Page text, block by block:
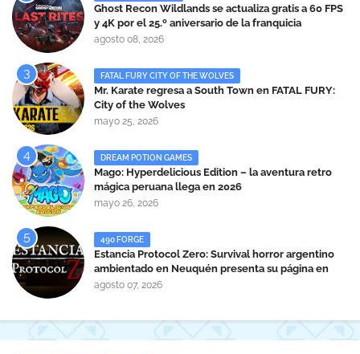
Ghost Recon Wildlands se actualiza gratis a 60 FPS
y 4K por el 25.º aniversario de la franquicia
agosto 08, 2026
FATAL FURY CITY OF THE WOLVES
Mr. Karate regresa a South Town en FATAL FURY:
City of the Wolves
mayo 25, 2026
DREAM POTION GAMES
Mago: Hyperdelicious Edition – la aventura retro
mágica peruana llega en 2026
mayo 26, 2026
490 FORGE
Estancia Protocol Zero: Survival horror argentino
ambientado en Neuquén presenta su página en
Steam
agosto 07, 2026